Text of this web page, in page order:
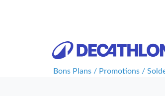
Bons Plans / Promotions /